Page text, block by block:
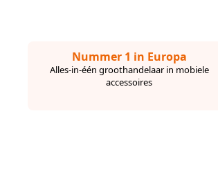
Nummer 1 in Europa
Alles-in-één groothandelaar in mobiele
accessoires